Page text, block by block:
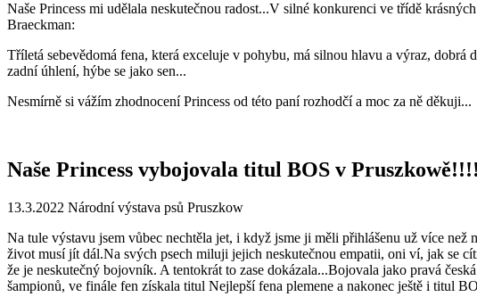
Naše Princess mi udělala neskutečnou radost...V silné konkurenci ve třídě
Braeckman:
Tříletá sebevědomá fena, která exceluje v pohybu, má silnou hlavu a výraz,
zadní úhlení, hýbe se jako sen...
Nesmírně si vážím zhodnocení Princess od této paní rozhodčí a moc za ně děkuji...
Naše Princess vybojovala titul BOS v Pruszkowě!!!!
13.3.2022 Národní výstava psů Pruszkow
Na tule výstavu jsem vůbec nechtěla jet, i když jsme ji měli přihlášenu už více
život musí jít dál.Na svých psech miluji jejich neskutečnou empatii, oni ví, jak se
že je neskutečný bojovník. A tentokrát to zase dokázala...Bojovala jako pravá
šampionů, ve finále fen získala titul Nejlepší fena plemene a nakonec ještě i titul